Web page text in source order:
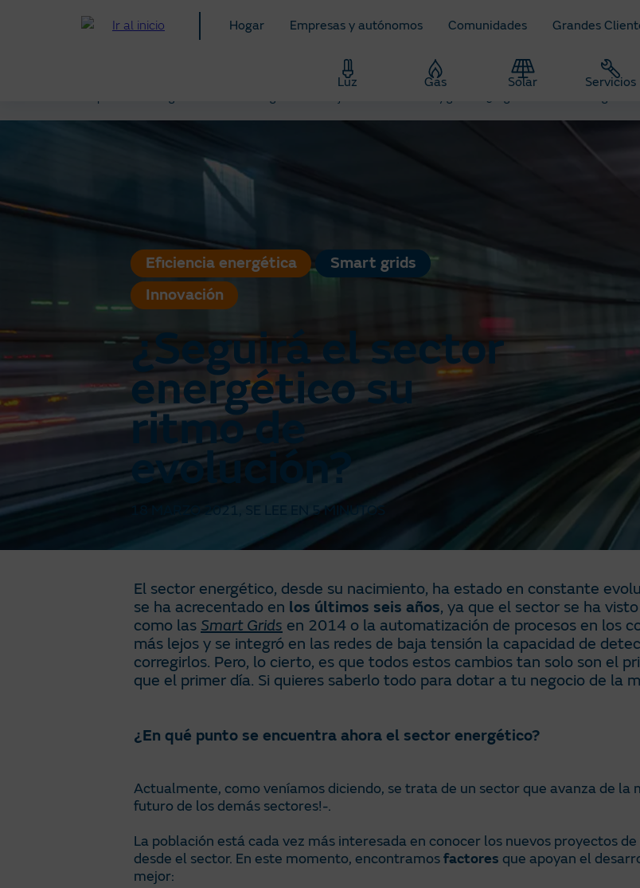
Hogar Empresas y autónomos Comunidades Grandes
Luz Gas Solar Servicios
Eficiencia energética
Smart grids
Innovación
¿Seguirá el sector
energético su
ritmo de
evolución?
18 MARZO 2021 5 MINUTOS
El sector energético, desde su nacimiento, ha estado en constante
se ha acrecentado en los últimos seis años, ya que el sector se ha
como las Smart Grids en 2014 o la automatización de procesos en los
más lejos y se integró en las redes de baja tensión la capacidad de
corregirlos. Pero, lo cierto, es que todos estos cambios tan solo son el
que el primer día. Si quieres saberlo todo para dotar a tu negocio de la
¿En qué punto se encuentra ahora el sector energético?
Actualmente, como veníamos diciendo, se trata de un sector que avanza de la
futuro de los demás sectores!-.
La población está cada vez más interesada en conocer los nuevos proyectos
desde el sector. En este momento, encontramosfactores que apoyan el
mejor: